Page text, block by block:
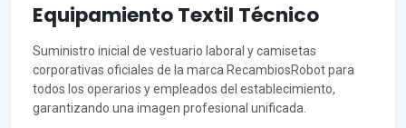
Equipamiento Textil Técnico
Suministro inicial de vestuario laboral y camisetas
corporativas oficiales de la marca RecambiosRobot para
todos los operarios y empleados del establecimiento,
garantizando una imagen profesional unificada.